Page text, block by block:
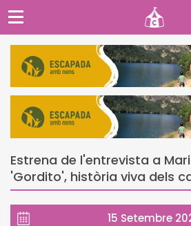
Estrena de l'entrevista a
'Gordito', història viva dels
15 Setembre